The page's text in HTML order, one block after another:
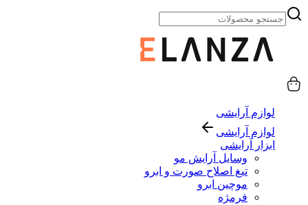
لوازم آرایشی
لوازم آرایشی
ابزار آرایشی
وسایل آرایش مو
تیغ اصلاح صورت و ابرو
موچین ابرو
فرمژه